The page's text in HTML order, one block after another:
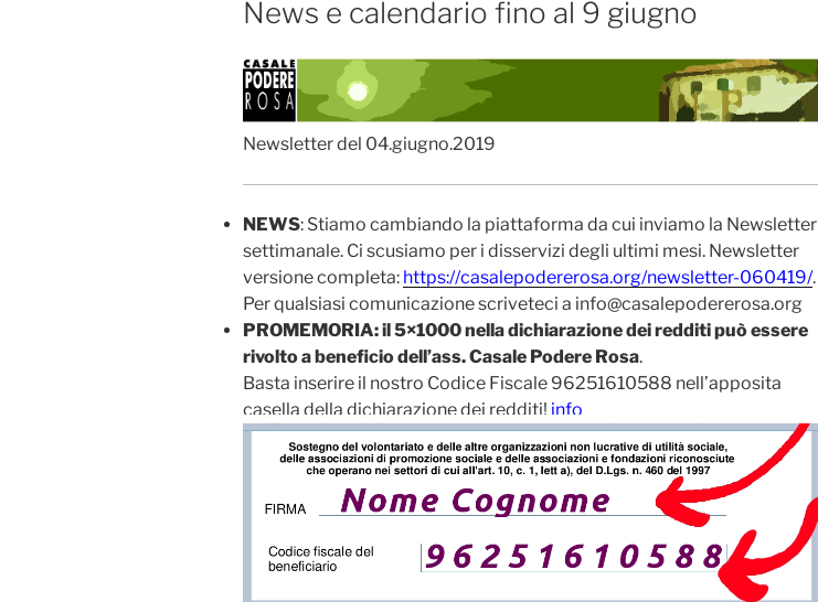
News e calendario fino al 9 giugno
Newsletter del 04.giugno.2019
NEWS: Stiamo cambiando la piattaforma da cui inviamo la Newsletter
settimanale. Ci scusiamo per i disservizi degli ultimi mesi. Newsletter
versione completa: https://casalepodererosa.org/newsletter-060419/.
Per qualsiasi comunicazione scriveteci a info@casalepodererosa.org
PROMEMORIA: il 5×1000 nella dichiarazione dei redditi può essere
rivolto a beneficio dell’ass. Casale Podere Rosa.
Basta inserire il nostro Codice Fiscale 96251610588 nell’apposita
casella della dichiarazione dei redditi! info